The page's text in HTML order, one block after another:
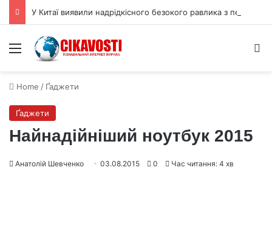
Menu
Home / Ґаджети
Ґаджети
Найнадійніший ноутбук 2015
Анатолій Шевченко 03.08.2015 0 Час читання: 4 хв